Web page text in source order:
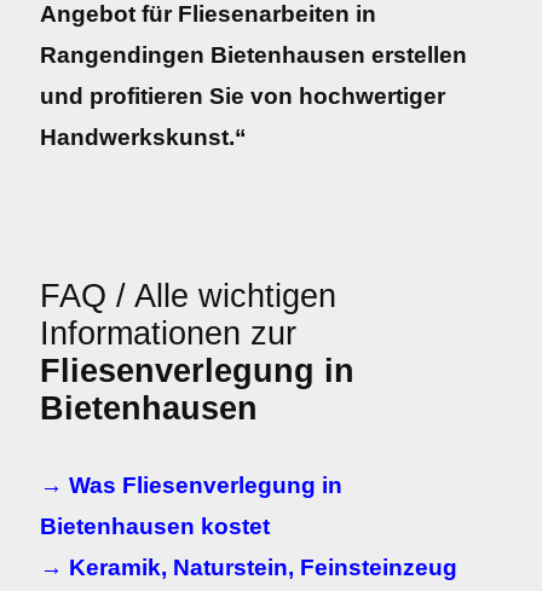
Angebot für Fliesenarbeiten in
Rangendingen Bietenhausen erstellen
und profitieren Sie von hochwertiger
Handwerkskunst.“
FAQ / Alle wichtigen
Informationen zur
Fliesenverlegung in
Bietenhausen
→ Was Fliesenverlegung in
Bietenhausen kostet
→ Keramik, Naturstein, Feinsteinzeug